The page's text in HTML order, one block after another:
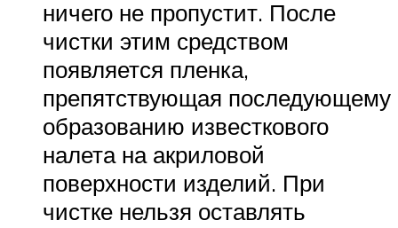
ничего не пропустит. После
чистки этим средством
появляется пленка,
препятствующая последующему
образованию известкового
налета на акриловой
поверхности изделий. При
чистке нельзя оставлять